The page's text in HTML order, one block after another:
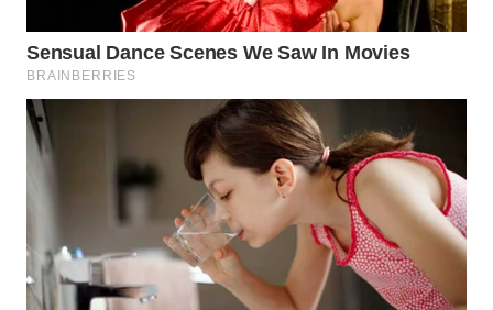
PAKPAK
WN
KARAWANG
WN
BOGOR